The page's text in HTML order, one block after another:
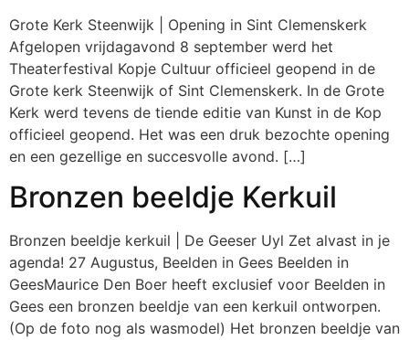
Grote Kerk Steenwijk | Opening in Sint Clemenskerk
Afgelopen vrijdagavond 8 september werd het
Theaterfestival Kopje Cultuur officieel geopend in de
Grote kerk Steenwijk of Sint Clemenskerk. In de Grote
Kerk werd tevens de tiende editie van Kunst in de Kop
officieel geopend. Het was een druk bezochte opening
en een gezellige en succesvolle avond. […]
Bronzen beeldje Kerkuil
Bronzen beeldje kerkuil | De Geeser Uyl Zet alvast in je
agenda! 27 Augustus, Beelden in Gees Beelden in
GeesMaurice Den Boer heeft exclusief voor Beelden in
Gees een bronzen beeldje van een kerkuil ontworpen.
(Op de foto nog als wasmodel) Het bronzen beeldje van